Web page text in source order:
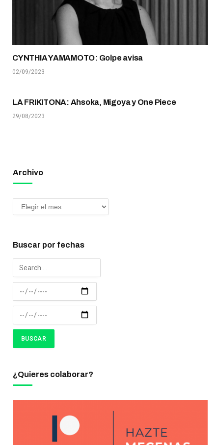
CYNTHIA YAMAMOTO: Golpe avisa
02/09/2023
LA FRIKITONA: Ahsoka, Migoya y One Piece
29/08/2023
Archivo
Buscar por fechas
¿Quieres colaborar?